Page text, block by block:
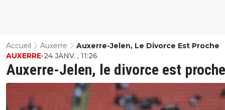
Accueil Auxerre Auxerre-Jelen, Le Divorce Est Proche
Auxerre-Jelen, le divorce est proche
AUXERRE•24 JANV. , 11:26